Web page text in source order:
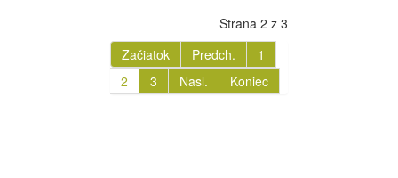
Strana 2 z 3
Začiatok
Predch.
1
2
3 Nasl. Koniec